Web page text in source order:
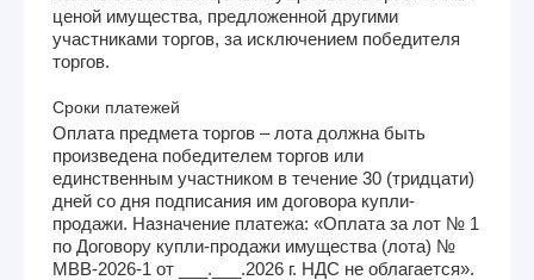
ценой имущества, предложенной другими
участниками торгов, за исключением победителя
торгов.
Сроки платежей
Оплата предмета торгов – лота должна быть
произведена победителем торгов или
единственным участником в течение 30 (тридцати)
дней со дня подписания им договора купли-
продажи. Назначение платежа: «Оплата за лот № 1
по Договору купли-продажи имущества (лота) №
МВВ-2026-1 от ___.___.2026 г. НДС не облагается».